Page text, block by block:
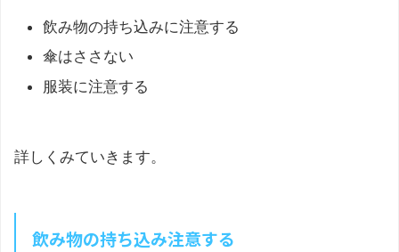
飲み物の持ち込みに注意する
傘はささない
服装に注意する
詳しくみていきます。
飲み物の持ち込み注意する